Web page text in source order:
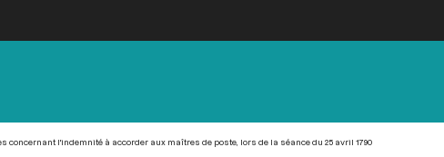
l'indemnité à accorder aux maîtres de poste, lors de la séance du 25 avril 1790